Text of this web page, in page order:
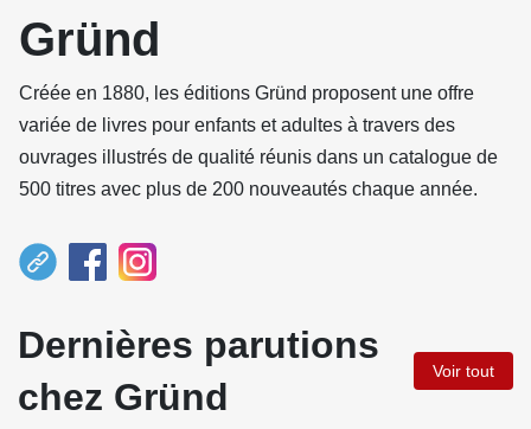
Gründ
Créée en 1880, les éditions Gründ proposent une offre
variée de livres pour enfants et adultes à travers des
ouvrages illustrés de qualité réunis dans un catalogue de
500 titres avec plus de 200 nouveautés chaque année.
Dernières parutions
chez Gründ
Voir tout